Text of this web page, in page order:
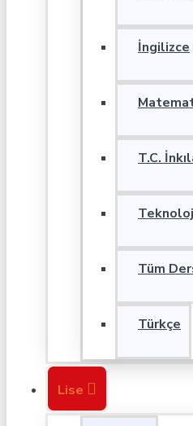
İngilizce
T.C.
Tüm
Türkçe
Lise